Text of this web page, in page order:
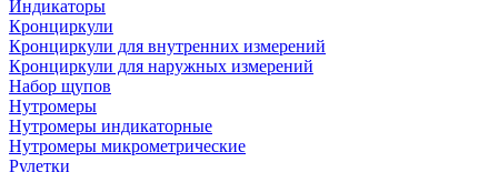
Индикаторы
Кронциркули
Кронциркули для внутренних измерений
Кронциркули для наружных измерений
Набор щупов
Нутромеры
Нутромеры индикаторные
Нутромеры микрометрические
Рулетки